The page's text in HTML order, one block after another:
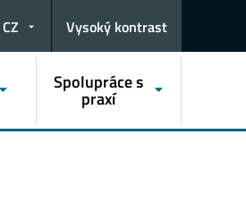
CZ Vysoký kontrast
Spolupráce s
praxí